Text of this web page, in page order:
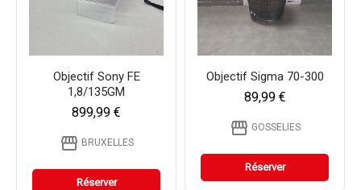
Objectif Sony FE
1,8/135GM
899,99 €
storefront BRUXELLES
Réserver
Objectif Sigma 70-300
89,99 €
storefront GOSSELIES
Réserver